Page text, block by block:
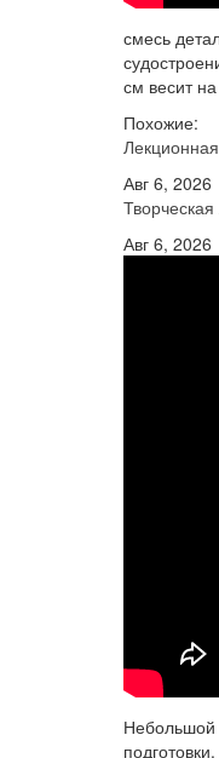
смесь
см весит
Похожие:
Авг 6, 2026
Авг 6, 2026
Небольшой